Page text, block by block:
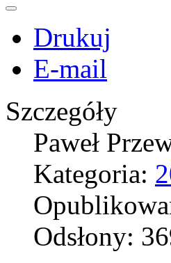
Drukuj
E-mail
Szczegóły
Paweł
Kategoria:
Odsłony: